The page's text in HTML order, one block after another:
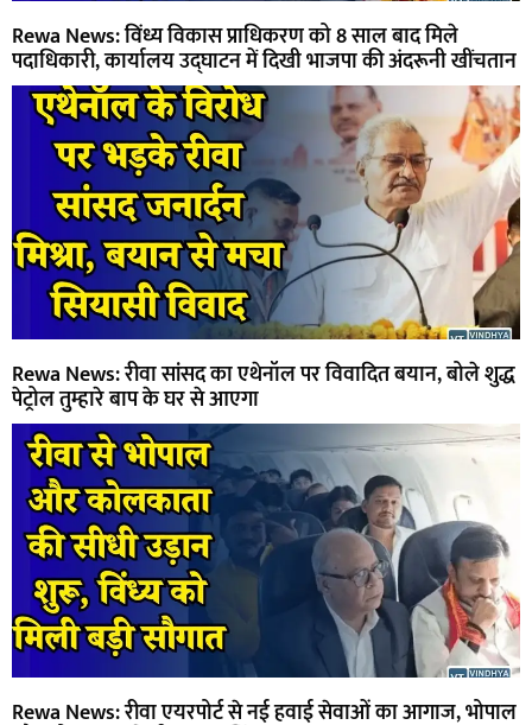
Rewa News: विंध्य विकास प्राधिकरण को 8 साल बाद मिले
पदाधिकारी, कार्यालय उद्घाटन में दिखी भाजपा की अंदरूनी खींचतान
Rewa News: रीवा सांसद का एथेनॉल पर विवादित बयान, बोले शुद्ध
पेट्रोल तुम्हारे बाप के घर से आएगा
Rewa News: रीवा एयरपोर्ट से नई हवाई सेवाओं का आगाज, भोपाल